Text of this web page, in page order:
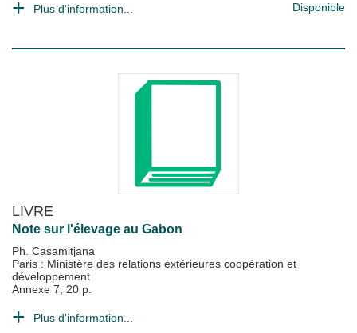
Plus d'information... Disponible
LIVRE
Note sur l'élevage au Gabon
Ph. Casamitjana
Paris : Ministère des relations extérieures coopération et
développement
Annexe 7, 20 p.
Plus d'information...